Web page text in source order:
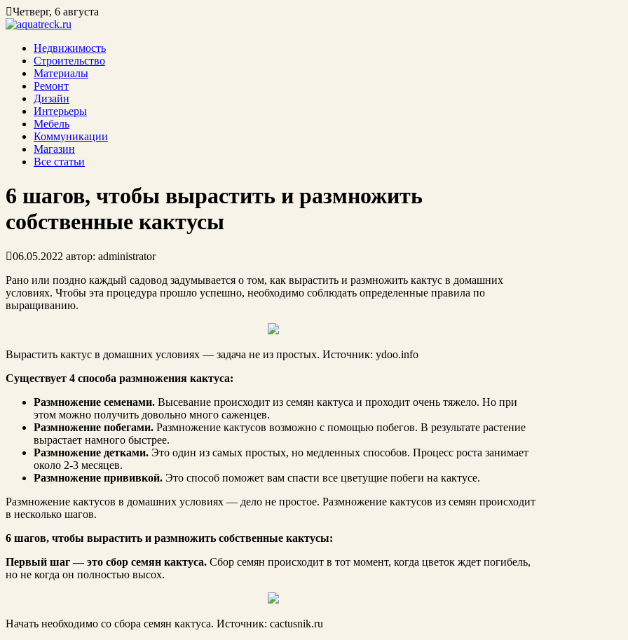
Четверг, 6 августа
Недвижимость
Строительство
Материалы
Ремонт
Дизайн
Интерьеры
Мебель
Коммуникации
Магазин
Все статьи
6 шагов, чтобы вырастить и размножить
собственные кактусы
06.05.2022 автор: administrator
Рано или поздно каждый садовод задумывается о том, как вырастить и размножить кактус в домашних
условиях. Чтобы эта процедура прошло успешно, необходимо соблюдать определенные правила по
выращиванию.
Вырастить кактус в домашних условиях — задача не из простых. Источник: ydoo.info
Существует 4 способа размножения кактуса:
Размножение семенами. Высевание происходит из семян кактуса и проходит очень тяжело. Но при
этом можно получить довольно много саженцев.
Размножение побегами. Размножение кактусов возможно с помощью побегов. В результате растение
вырастает намного быстрее.
Размножение детками. Это один из самых простых, но медленных способов. Процесс роста занимает
около 2-3 месяцев.
Размножение прививкой. Это способ поможет вам спасти все цветущие побеги на кактусе.
Размножение кактусов в домашних условиях — дело не простое. Размножение кактусов из семян происходит
в несколько шагов.
6 шагов, чтобы вырастить и размножить собственные кактусы:
Первый шаг — это сбор семян кактуса. Сбор семян происходит в тот момент, когда цветок ждет погибель,
но не когда он полностью высох.
Начать необходимо со сбора семян кактуса. Источник: cactusnik.ru